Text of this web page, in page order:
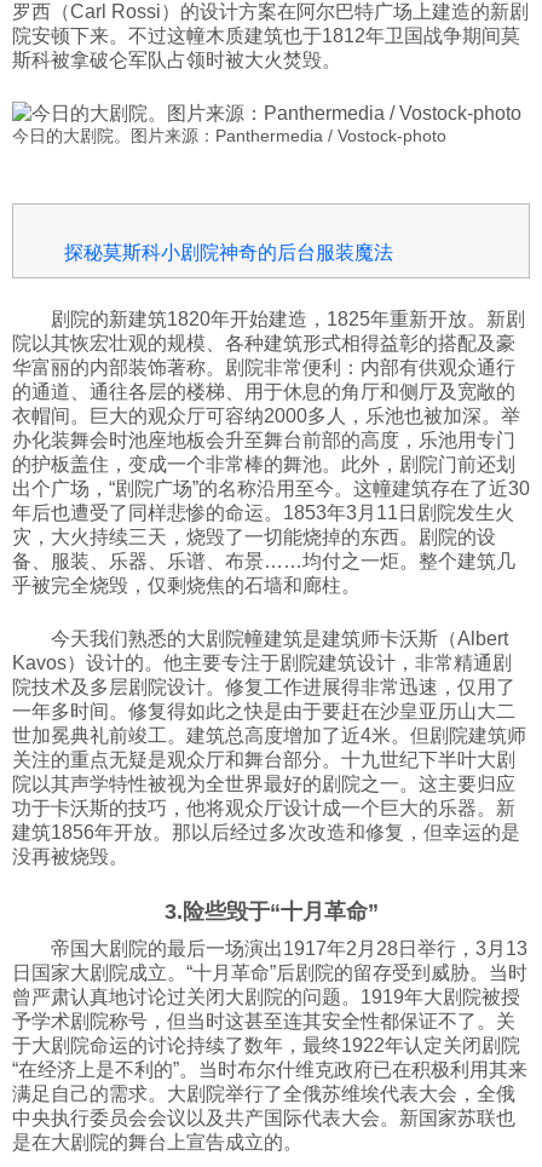
视听
罗西（Carl Rossi）的设计方案在阿尔巴特广场上建造的新剧
院安顿下来。不过这幢木质建筑也于1812年卫国战争期间莫
斯科被拿破仑军队占领时被大火焚毁。
今日的大剧院。图片来源：Panthermedia / Vostock-photo
探秘莫斯科小剧院神奇的后台服装魔法
剧院的新建筑1820年开始建造，1825年重新开放。新剧
院以其恢宏壮观的规模、各种建筑形式相得益彰的搭配及豪
华富丽的内部装饰著称。剧院非常便利：内部有供观众通行
的通道、通往各层的楼梯、用于休息的角厅和侧厅及宽敞的
衣帽间。巨大的观众厅可容纳2000多人，乐池也被加深。举
办化装舞会时池座地板会升至舞台前部的高度，乐池用专门
的护板盖住，变成一个非常棒的舞池。此外，剧院门前还划
出个广场，“剧院广场”的名称沿用至今。这幢建筑存在了近30
年后也遭受了同样悲惨的命运。1853年3月11日剧院发生火
灾，大火持续三天，烧毁了一切能烧掉的东西。剧院的设
备、服装、乐器、乐谱、布景……均付之一炬。整个建筑几
乎被完全烧毁，仅剩烧焦的石墙和廊柱。
今天我们熟悉的大剧院幢建筑是建筑师卡沃斯（Albert
Kavos）设计的。他主要专注于剧院建筑设计，非常精通剧
院技术及多层剧院设计。修复工作进展得非常迅速，仅用了
一年多时间。修复得如此之快是由于要赶在沙皇亚历山大二
世加冕典礼前竣工。建筑总高度增加了近4米。但剧院建筑师
关注的重点无疑是观众厅和舞台部分。十九世纪下半叶大剧
院以其声学特性被视为全世界最好的剧院之一。这主要归应
功于卡沃斯的技巧，他将观众厅设计成一个巨大的乐器。新
建筑1856年开放。那以后经过多次改造和修复，但幸运的是
没再被烧毁。
3.险些毁于“十月革命”
帝国大剧院的最后一场演出1917年2月28日举行，3月13
日国家大剧院成立。“十月革命”后剧院的留存受到威胁。当时
曾严肃认真地讨论过关闭大剧院的问题。1919年大剧院被授
予学术剧院称号，但当时这甚至连其安全性都保证不了。关
于大剧院命运的讨论持续了数年，最终1922年认定关闭剧院
“在经济上是不利的”。当时布尔什维克政府已在积极利用其来
满足自己的需求。大剧院举行了全俄苏维埃代表大会，全俄
中央执行委员会会议以及共产国际代表大会。新国家苏联也
是在大剧院的舞台上宣告成立的。